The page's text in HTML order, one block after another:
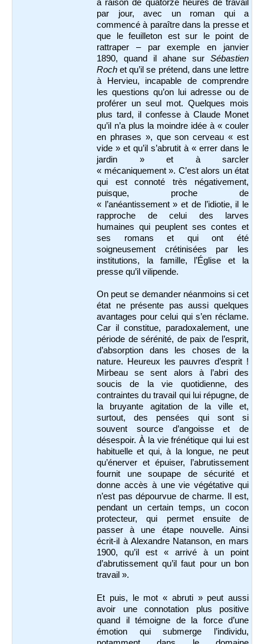
à raison de quatorze heures de travail
par jour, avec un roman qui a
commencé à paraître dans la presse et
que le feuilleton est sur le point de
rattraper – par exemple en janvier
1890, quand il ahane sur Sébastien
Roch et qu’il se prétend, dans une lettre
à Hervieu, incapable de comprendre
les questions qu’on lui adresse ou de
proférer un seul mot. Quelques mois
plus tard, il confesse à Claude Monet
qu’il n’a plus la moindre idée à « couler
en phrases », que son cerveau « est
vide » et qu’il s’abrutit à « errer dans le
jardin » et à sarcler
« mécaniquement ». C’est alors un état
qui est connoté très négativement,
puisque, proche de
« l’anéantissement » et de l’idiotie, il le
rapproche de celui des larves
humaines qui peuplent ses contes et
ses romans et qui ont été
soigneusement crétinisées par les
institutions, la famille, l’Église et la
presse qu’il vilipende.
On peut se demander néanmoins si cet
état ne présente pas aussi quelques
avantages pour celui qui s’en réclame.
Car il constitue, paradoxalement, une
période de sérénité, de paix de l’esprit,
d’absorption dans les choses de la
nature. Heureux les pauvres d’esprit !
Mirbeau se sent alors à l’abri des
soucis de la vie quotidienne, des
contraintes du travail qui lui répugne, de
la bruyante agitation de la ville et,
surtout, des pensées qui sont si
souvent source d’angoisse et de
désespoir. À la vie frénétique qui lui est
habituelle et qui, à la longue, ne peut
qu’énerver et épuiser, l’abrutissement
fournit une soupape de sécurité et
donne accès à une vie végétative qui
n’est pas dépourvue de charme. Il est,
pendant un certain temps, un cocon
protecteur, qui permet ensuite de
passer à une étape nouvelle. Ainsi
écrit-il à Alexandre Natanson, en mars
1900, qu’il est « arrivé à un point
d’abrutissement qu’il faut pour un bon
travail ».
Et puis, le mot « abruti » peut aussi
avoir une connotation plus positive
quand il témoigne de la force d’une
émotion qui submerge l’individu,